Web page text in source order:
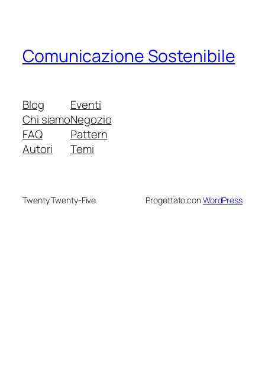
Comunicazione Sostenibile
Blog
Chi siamo
FAQ
Autori
Eventi
Negozio
Pattern
Temi
Twenty Twenty-Five Progettato conWordPress